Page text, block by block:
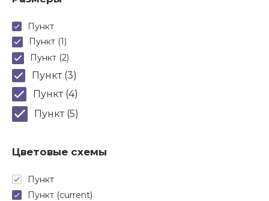
Пункт
Пункт (1)
Пункт (2)
Пункт (3)
Пункт (4)
Пункт (5)
Цветовые схемы
Пункт
Пункт (current)